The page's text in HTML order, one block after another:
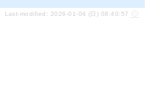
Last-modified: 2026-01-04 (日) 08:40:57